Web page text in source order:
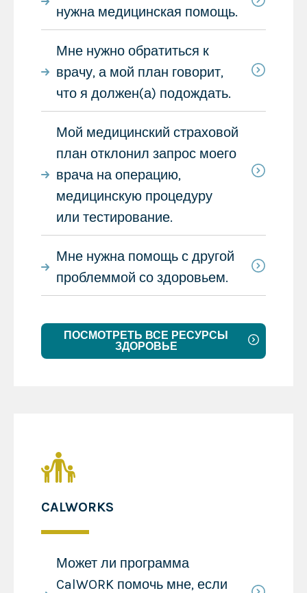
нужна медицинская помощь.
Мне нужно обратиться к
врачу, а мой план говорит,
что я должен(а) подождать.
Мой медицинский страховой
план отклонил запрос моего
врача на операцию,
медицинскую процедуру
или тестирование.
Мне нужна помощь с другой
проблеммой со здоровьем.
ПОСМОТРЕТЬ ВСЕ РЕСУРСЫ
ЗДОРОВЬЕ
CALWORKS
Может ли программа
CalWORK помочь мне, если